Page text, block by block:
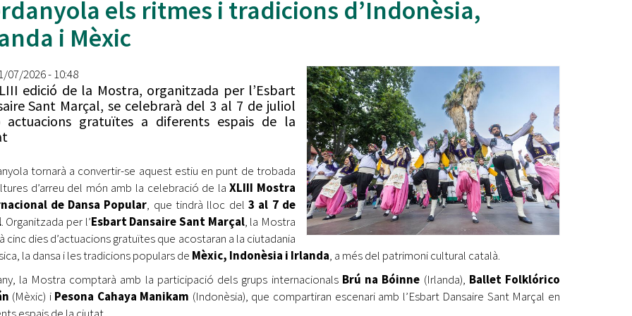
Accés a Informació Pública
Dades Obertes
Catàleg de Serveis i Tràmits
Oberta la convocatòria d'Ajuts per a l'autoocupació
jove 2026
l'entorn de l'avinguda Catalunya
El FIT presenta el cartell de la seva 16a edició i dona el
tret de sortida al festival
l'eclipsi solar
Equipaments
Mercats Municipals
Webs Municipals
els ritmes i tradicions d’Indonèsia,
i Mèxic
07/2026 - 10:48
edició de la Mostra, organitzada per l’Esbart
Sant Marçal, se celebrarà del 3 al 7 de juliol
actuacions gratuïtes a diferents espais de la
tornarà a convertir-se aquest estiu en punt de trobada
d’arreu del món amb la celebració de laXLIII Mostra
de Dansa Popular, que tindrà lloc del3 al 7 de
. Organitzada per l’Esbart Dansaire Sant Marçal, la Mostra
cinc dies d’actuacions gratuïtes que acostaran a la ciutadania
la dansa i les tradicions populars de Mèxic, Indonèsia i Irlanda, a més del patrimoni cultural català.
la Mostra comptarà amb la participació dels grups internacionals Brú na Bóinne (Irlanda), Ballet Folklórico
(Mèxic) i Pesona Cahaya Manikam (Indonèsia), que compartiran escenari amb l’Esbart Dansaire Sant Marçal en